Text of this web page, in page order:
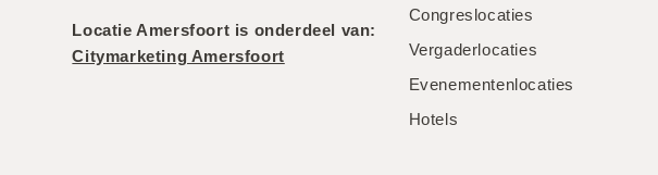
Locatie Amersfoort is onderdeel van:
Citymarketing Amersfoort
Congreslocaties
Vergaderlocaties
Evenementenlocaties
Hotels